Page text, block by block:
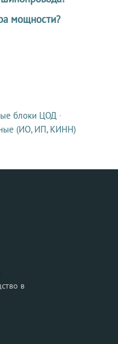
мощности?
блоки ЦОД ·
(ИО, ИП, КИНН)
в